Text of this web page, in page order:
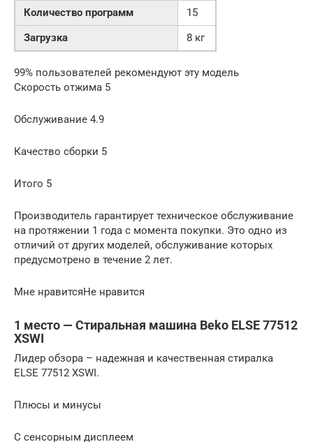
Количество программ
15
Загрузка
8 кг
99% пользователей рекомендуют эту модель
Скорость отжима 5
Обслуживание 4.9
Качество сборки 5
Итого 5
Производитель гарантирует техническое обслуживание
на протяжении 1 года с момента покупки. Это одно из
отличий от других моделей, обслуживание которых
предусмотрено в течение 2 лет.
Мне нравитсяНе нравится
1 место — Стиральная машина Beko ELSE 77512
XSWI
Лидер обзора – надежная и качественная стиралка
ELSE 77512 XSWI.
Плюсы и минусы
С сенсорным дисплеем